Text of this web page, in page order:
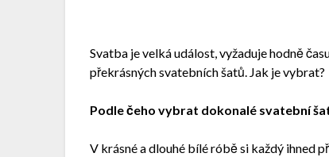
Svatba je velká událost, vyžaduje hodně
překrásných svatebních šatů. Jak je vybrat?
Podle čeho vybrat dokonalé svatební
V krásné a dlouhé bílé róbě si každý ihned